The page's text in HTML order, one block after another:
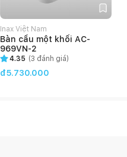
Inax Việt Nam
Bàn cầu một khối AC-
969VN-2
4.35 (3 đánh giá)
đ5.730.000